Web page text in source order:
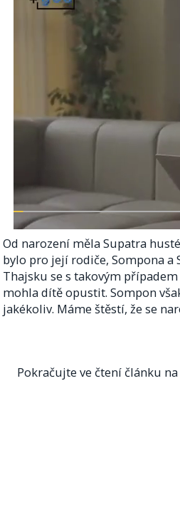
Od narození měla Supatra
bylo pro její rodiče, Sompona
Thajsku se s takovým
mohla dítě opustit. Sompon
jakékoliv. Máme štěstí, že se
Pokračujte ve čtení článku